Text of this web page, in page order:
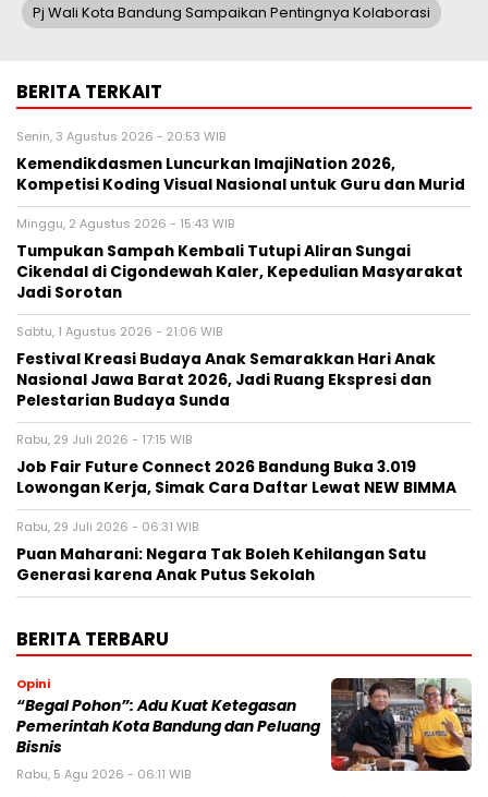
Pj Wali Kota Bandung Sampaikan Pentingnya Kolaborasi
BERITA TERKAIT
Senin, 3 Agustus 2026 - 20:53 WIB
Kemendikdasmen Luncurkan ImajiNation 2026,
Kompetisi Koding Visual Nasional untuk Guru dan Murid
Minggu, 2 Agustus 2026 - 15:43 WIB
Tumpukan Sampah Kembali Tutupi Aliran Sungai
Cikendal di Cigondewah Kaler, Kepedulian Masyarakat
Jadi Sorotan
Sabtu, 1 Agustus 2026 - 21:06 WIB
Festival Kreasi Budaya Anak Semarakkan Hari Anak
Nasional Jawa Barat 2026, Jadi Ruang Ekspresi dan
Pelestarian Budaya Sunda
Rabu, 29 Juli 2026 - 17:15 WIB
Job Fair Future Connect 2026 Bandung Buka 3.019
Lowongan Kerja, Simak Cara Daftar Lewat NEW BIMMA
Rabu, 29 Juli 2026 - 06:31 WIB
Puan Maharani: Negara Tak Boleh Kehilangan Satu
Generasi karena Anak Putus Sekolah
BERITA TERBARU
Opini
“Begal Pohon”: Adu Kuat Ketegasan
Pemerintah Kota Bandung dan Peluang
Bisnis
Rabu, 5 Agu 2026 - 06:11 WIB